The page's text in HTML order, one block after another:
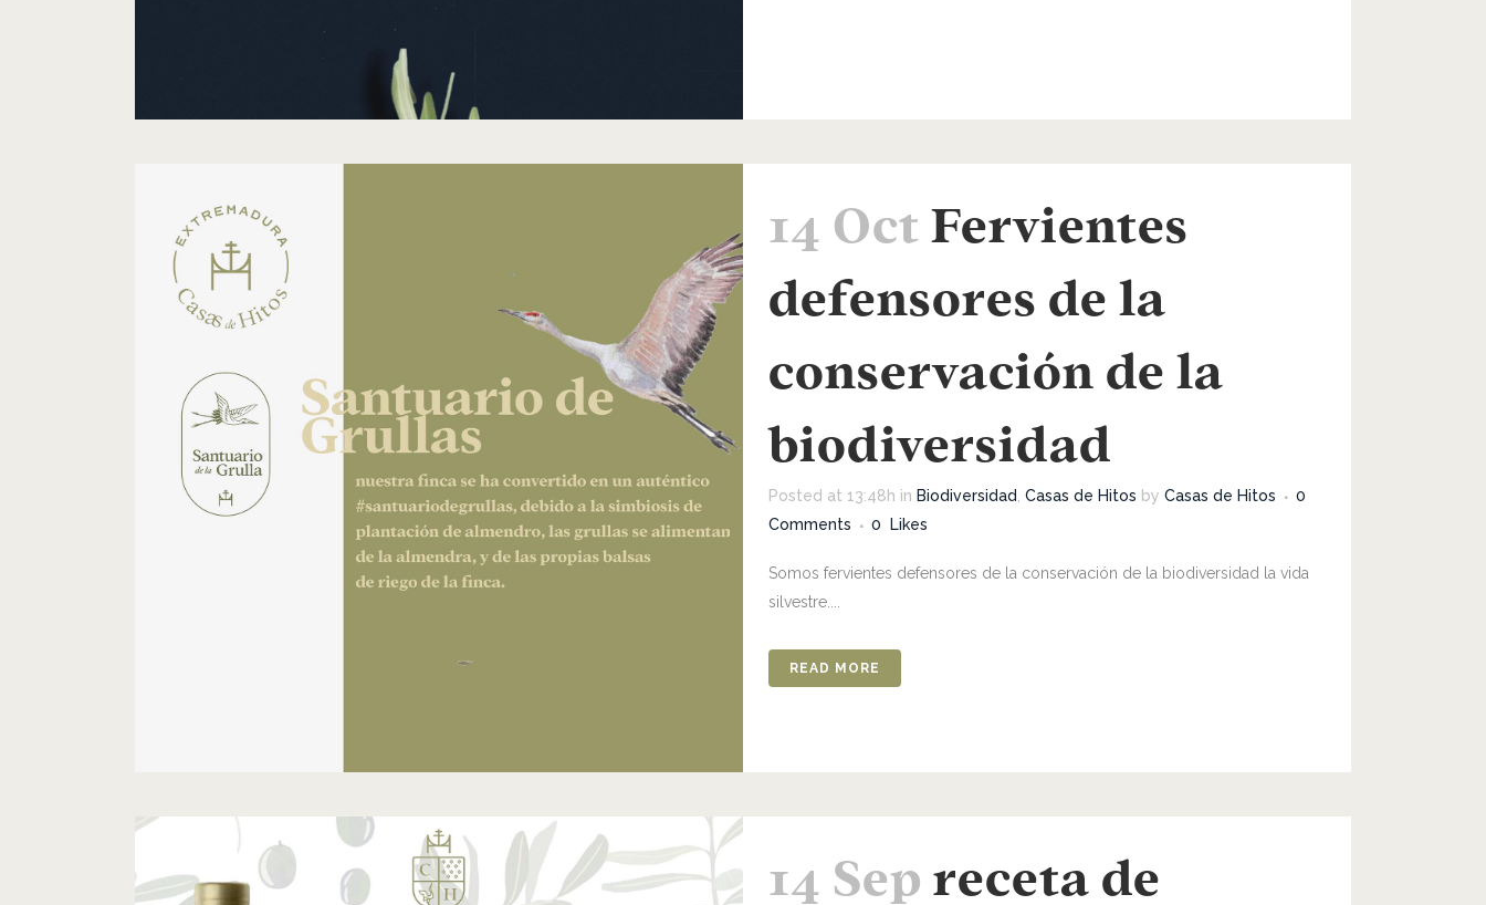
14 Oct Fervientes
defensores de la
conservación de la
biodiversidad
Posted at 13:48h in Biodiversidad Casas de Hitos by Casas de Hitos
0
Comments
0 Likes
Somos fervientes defensores de la conservación de la biodiversidad la vida
silvestre....
READ MORE
14 Sep receta de